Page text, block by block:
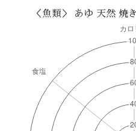
＜魚類＞ あゆ 天然 焼